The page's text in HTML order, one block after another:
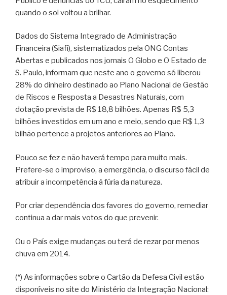
quando o sol voltou a brilhar.
Dados do Sistema Integrado de Administração
Financeira (Siafi), sistematizados pela ONG Contas
Abertas e publicados nos jornais O Globo e O Estado de
S. Paulo, informam que neste ano o governo só liberou
28% do dinheiro destinado ao Plano Nacional de Gestão
de Riscos e Resposta a Desastres Naturais, com
dotação prevista de R$ 18,8 bilhões. Apenas R$ 5,3
bilhões investidos em um ano e meio, sendo que R$ 1,3
bilhão pertence a projetos anteriores ao Plano.
Pouco se fez e não haverá tempo para muito mais.
Prefere-se o improviso, a emergência, o discurso fácil de
atribuir a incompetência à fúria da natureza.
Por criar dependência dos favores do governo, remediar
continua a dar mais votos do que prevenir.
Ou o País exige mudanças ou terá de rezar por menos
chuva em 2014.
(*) As informações sobre o Cartão da Defesa Civil estão
disponíveis no site do Ministério da Integração Nacional: